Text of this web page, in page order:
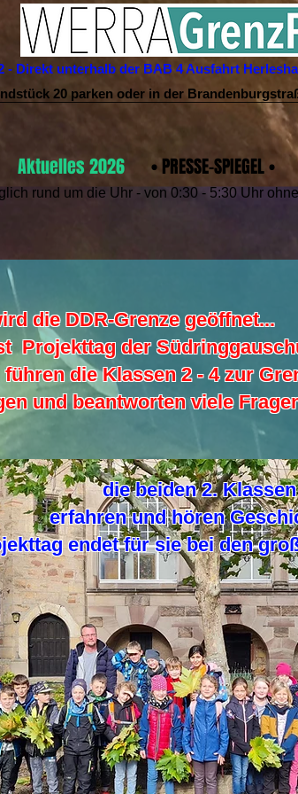
- Direkt unterhalb der BAB 4 Ausfahrt
20 parken oder in der
Aktuelles 2026 • PRESSE-SPIEGEL •
rund um die Uhr - von 0:30 - 5:30 Uhr
die DDR-Grenze geöffnet...
Projekttag der
die Klassen 2 - 4 zur
und beantworten viele
die beiden 2.
erfahren und hören
endet für sie bei den